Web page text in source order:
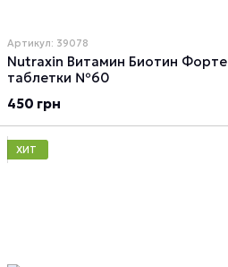
Артикул: 39078
Nutraxin Витамин Биотин Форте
таблетки №60
450 грн
ХИТ